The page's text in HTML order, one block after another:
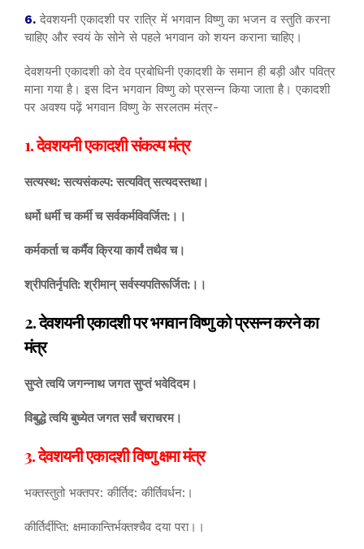
6. देवशयनी एकादशी पर रात्रि में भगवान विष्णु का भजन व स्तुति करना
चाहिए और स्वयं के सोने से पहले भगवान को शयन कराना चाहिए।
देवशयनी एकादशी को देव प्रबोधिनी एकादशी के समान ही बड़ी और पवित्र
माना गया है। इस दिन भगवान विष्णु को प्रसन्न किया जाता है। एकादशी
पर अवश्य पढ़ें भगवान विष्णु के सरलतम मंत्र-
1. देवशयनी एकादशी संकल्प मंत्र
सत्यस्थ: सत्यसंकल्प: सत्यवित् सत्यदस्तथा।
धर्मो धर्मी च कर्मी च सर्वकर्मविवर्जित:।।
कर्मकर्ता च कर्मैव क्रिया कार्यं तथैव च।
श्रीपतिर्नृपति: श्रीमान् सर्वस्यपतिरूर्जित:।।
2. देवशयनी एकादशी पर भगवान विष्णु को प्रसन्न करने का
मंत्र
सुप्ते त्वयि जगन्नाथ जगत सुप्तं भवेदिदम।
विबुद्धे त्वयि बुध्येत जगत सर्वं चराचरम।
3. देवशयनी एकादशी विष्णु क्षमा मंत्र
भक्तस्तुतो भक्तपर: कीर्तिद: कीर्तिवर्धन:।
कीर्तिर्दीप्ति: क्षमाकान्तिर्भक्तश्चैव दया परा।।